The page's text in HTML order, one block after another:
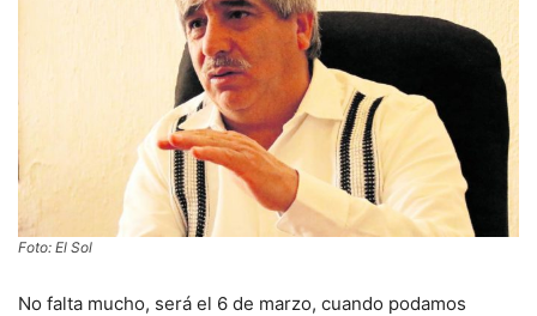
Foto: El Sol
No falta mucho, será el 6 de marzo, cuando podamos